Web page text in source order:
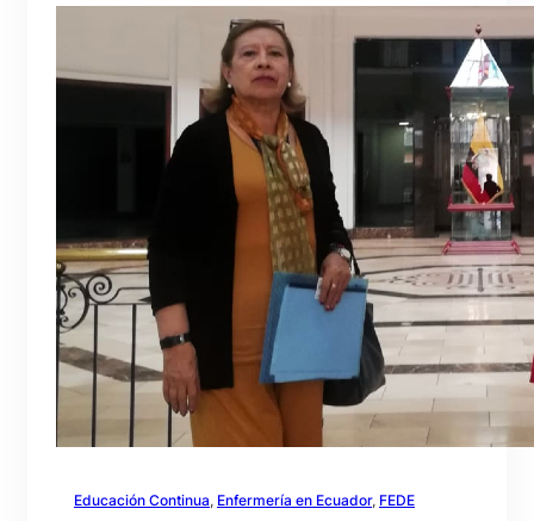
Educación Continua, Enfermería en Ecuador, FEDE